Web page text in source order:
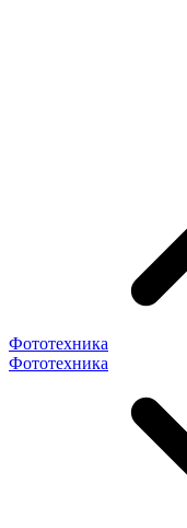
Фототехника
Фототехника